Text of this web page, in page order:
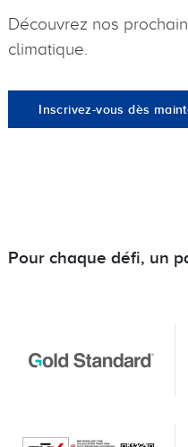
Découvrez nos
climatique.
Inscrivez-vous dès
Pour chaque défi, un